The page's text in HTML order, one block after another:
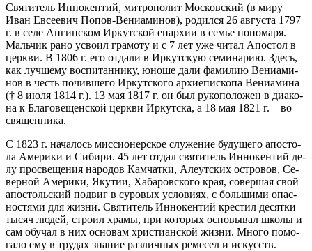
Свя­ти­тель Ин­но­кен­тий, мит­ро­по­лит Мос­ков­ский (в ми­ру
Иван Ев­се­е­вич По­пов-Ве­ни­а­ми­нов), ро­дил­ся 26 ав­гу­ста 1797
г. в се­ле Ан­гин­ском Ир­кут­ской епар­хии в се­мье по­но­ма­ря.
Маль­чик ра­но усво­ил гра­мо­ту и с 7 лет уже чи­тал Апо­стол в
церк­ви. В 1806 г. его от­да­ли в Ир­кут­скую се­ми­на­рию. Здесь,
как луч­ше­му вос­пи­тан­ни­ку, юно­ше да­ли фа­ми­лию Ве­ни­а­ми­
нов в честь по­чив­ше­го Ир­кут­ско­го ар­хи­епи­ско­па Ве­ни­а­ми­на
(† 8 июля 1814 г.). 13 мая 1817 г. он был ру­ко­по­ло­жен в диа­ко­
на к Бла­го­ве­щен­ской церк­ви Ир­кут­ска, а 18 мая 1821 г. – во
свя­щен­ни­ка.
С 1823 г. на­ча­лось мис­си­о­нер­ское слу­же­ние бу­ду­ще­го апо­сто­
ла Аме­ри­ки и Си­би­ри. 45 лет от­дал свя­ти­тель Ин­но­кен­тий де­
лу про­све­ще­ния на­ро­дов Кам­чат­ки, Але­ут­ских ост­ро­вов, Се­
вер­ной Аме­ри­ки, Яку­тии, Ха­ба­ров­ско­го края, со­вер­шая свой
апо­столь­ский по­двиг в су­ро­вых усло­ви­ях, с боль­ши­ми опас­
но­стя­ми для жиз­ни. Свя­ти­тель Ин­но­кен­тий кре­стил де­сят­ки
ты­сяч лю­дей, стро­ил хра­мы, при ко­то­рых ос­но­вы­вал шко­лы и
сам обу­чал в них ос­но­вам хри­сти­ан­ской жиз­ни. Мно­го по­мо­
га­ло ему в тру­дах зна­ние раз­лич­ных ре­ме­сел и ис­кусств.